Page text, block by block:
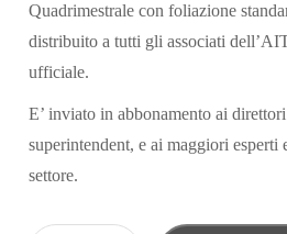
Quadrimestrale con foliazione
distribuito a tutti gli associati dell’
ufficiale.
E’ inviato in abbonamento ai
superintendent, e ai maggiori esperti
settore.